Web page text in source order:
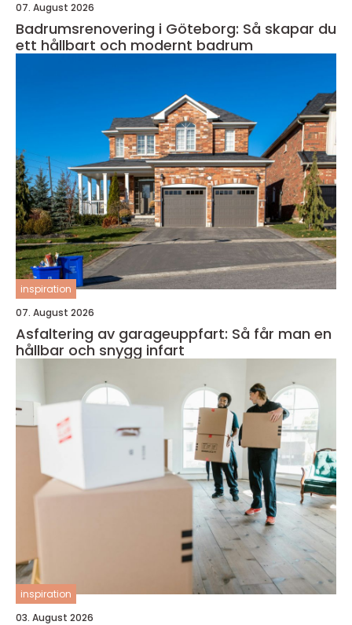
07. August 2026
Badrumsrenovering i Göteborg: Så skapar du
ett hållbart och modernt badrum
inspiration
07. August 2026
Asfaltering av garageuppfart: Så får man en
hållbar och snygg infart
inspiration
03. August 2026